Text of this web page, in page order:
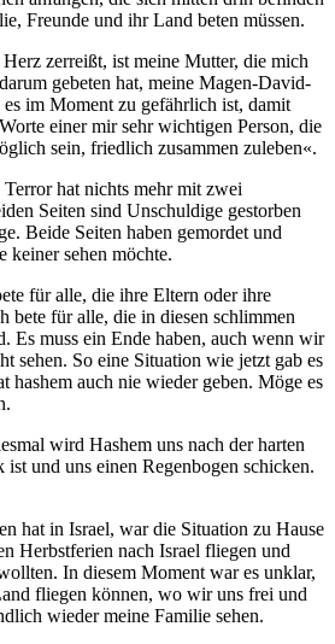
Freunde und ihr Land beten müssen.
zerreißt, ist meine Mutter, die mich
gebeten hat, meine Magen-David-
im Moment zu gefährlich ist, damit
einer mir sehr wichtigen Person, die
sein, friedlich zusammen zuleben«.
hat nichts mehr mit zwei
Seiten sind Unschuldige gestorben
Beide Seiten haben gemordet und
keiner sehen möchte.
für alle, die ihre Eltern oder ihre
bete für alle, die in diesen schlimmen
Es muss ein Ende haben, auch wenn wir
sehen. So eine Situation wie jetzt gab es
hashem auch nie wieder geben. Möge es
wird Hashem uns nach der harten
und uns einen Regenbogen schicken.
hat in Israel, war die Situation zu Hause
Herbstferien nach Israel fliegen und
In diesem Moment war es unklar,
fliegen können, wo wir uns frei und
wieder meine Familie sehen.